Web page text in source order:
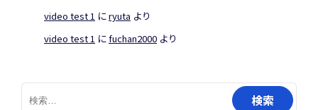
video test 1 にryuta より
video test 1 にfuchan2000 より
検
索: